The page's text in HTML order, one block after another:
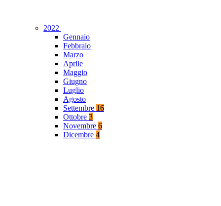
2022
Gennaio
Febbraio
Marzo
Aprile
Maggio
Giugno
Luglio
Agosto
Settembre 16
Ottobre 3
Novembre 6
Dicembre 4